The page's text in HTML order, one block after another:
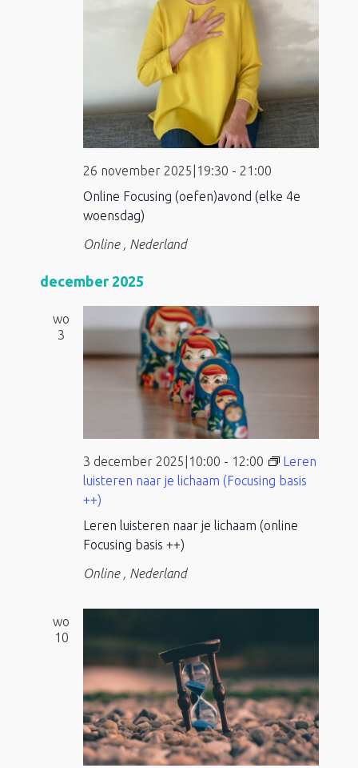
Online Focusing (oefen)avond (elke 4e
woensdag)
26 november 2025|19:30 - 21:00
Online , Nederland
december 2025
wo
3
Leren luisteren naar je lichaam (online
Focusing basis ++)
3 december 2025|10:00 - 12:00
Leren
luisteren naar je lichaam (Focusing basis
++)
Online , Nederland
wo
10